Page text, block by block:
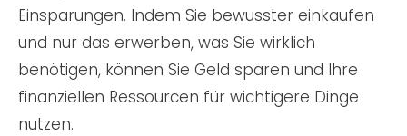
Einsparungen. Indem Sie bewusster einkaufen
und nur das erwerben, was Sie wirklich
benötigen, können Sie Geld sparen und Ihre
finanziellen Ressourcen für wichtigere Dinge
nutzen.